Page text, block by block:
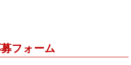
フォーム